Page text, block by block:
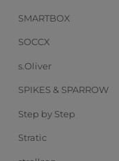
SMARTBOX
SOCCX
s.Oliver
SPIKES & SPARROW
Step by Step
Stratic